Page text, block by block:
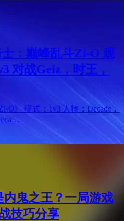
：巅峰乱斗Zi-O 观
对战Geiz，时王，
O》 模式：1v3 人物：Decade，
内鬼之王？一局游戏
技巧分享